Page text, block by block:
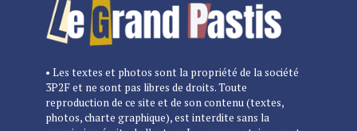
• Les textes et photos sont la propriété de la société
3P2F et ne sont pas libres de droits. Toute
reproduction de ce site et de son contenu (textes,
photos, charte graphique), est interdite sans la